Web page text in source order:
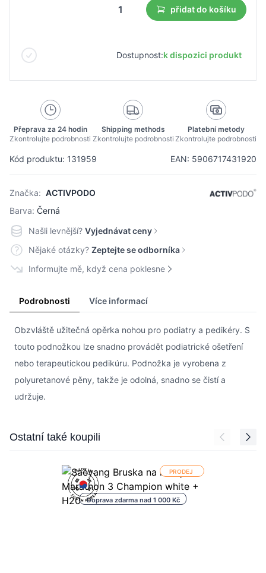
Kód produktu: 131959 EAN: 5906717431920
Značka: ACTIVPODO
Barva: Černá
přidat do košíku
Dostupnost:k dispozici produkt
Přeprava za 24 hodin
Zkontrolujte podrobnosti
Shipping methods
Zkontrolujte podrobnosti
Platební metody
Zkontrolujte podrobnosti
Našli levnější? Vyjednávat ceny
Nějaké otázky? Zeptejte se odborníka
Informujte mě, když cena poklesne
Podrobnosti Více informací
Obzvláště užitečná opěrka nohou pro podiatry a pedikéry. S
touto podnožkou lze snadno provádět podiatrické ošetření
nebo terapeutickou pedikúru. Podnožka je vyrobena z
polyuretanové pěny, takže je odolná, snadno se čistí a
udržuje.
Press to skip carousel
Ostatní také koupili
PRODEJ
Doprava zdarma nad 1 000 Kč